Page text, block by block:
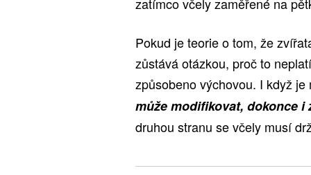
Pokud je teorie o tom, že
zůstává otázkou, proč to
způsobeno výchovou. I když
může modifikovat, dokonce
druhou stranu se včely musí